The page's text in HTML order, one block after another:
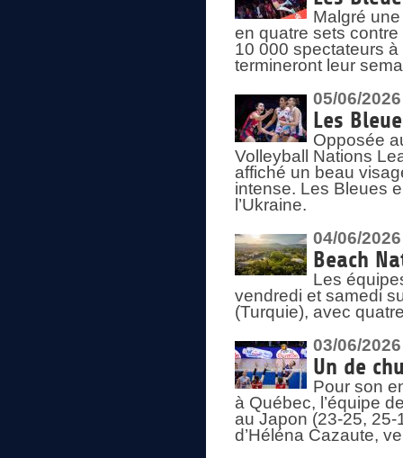
Malgré
en quatre sets
10 000 spectateurs
termineront leur
05/06/2026
Les
Opposée
Volleyball Nations
affiché un beau
intense. Les Bleues
l’Ukraine.
04/06/2026
Beach
Les
vendredi et samedi
(Turquie), avec
03/06/2026
Un de
Pour son
à Québec, l’équipe
au Japon (23-25,
d’Héléna Cazaute,